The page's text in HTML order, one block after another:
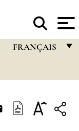
FRANÇAIS
ITALIANO